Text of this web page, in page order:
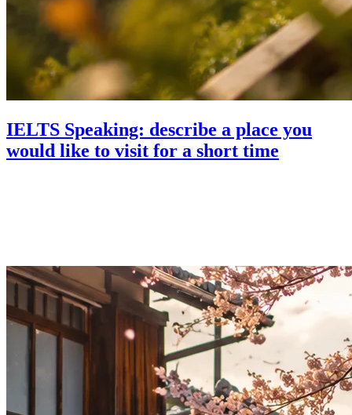
IELTS Speaking: describe a place you
would like to visit for a short time